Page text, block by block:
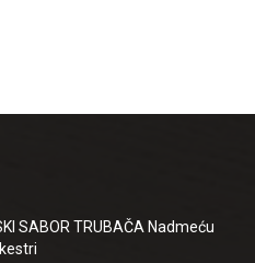
SABOR TRUBAČA Nadmeću